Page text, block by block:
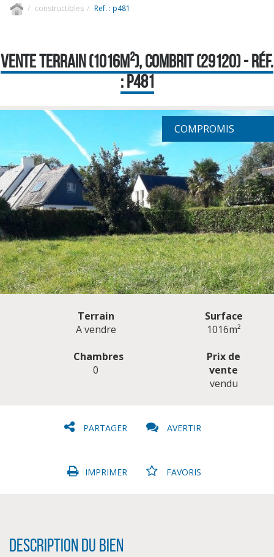
constructibles Ref. : p481
VENTE TERRAIN (1016M²), COMBRIT (29120) - RÉF.
: P481
COMPROMIS
Terrain
A vendre
Surface
1016m²
Chambres
0
Prix de
vente
vendu
PARTAGER AVERTIR
IMPRIMER FAVORIS
Description du bien